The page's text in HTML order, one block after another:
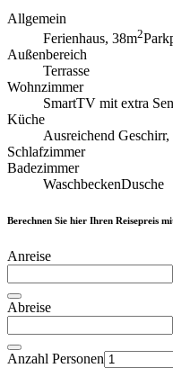
Allgemein
Ferienhaus, 38m2
Außenbereich
Terrasse
Wohnzimmer
SmartTV mit extra
Küche
Ausreichend
Schlafzimmer
Badezimmer
WaschbeckenDusche
Berechnen Sie hier Ihren Reisepreis
Anreise
Abreise
Anzahl Personen